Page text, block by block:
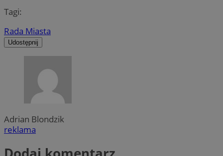
Tagi:
Rada Miasta
Udostępnij
Adrian Blondzik
reklama